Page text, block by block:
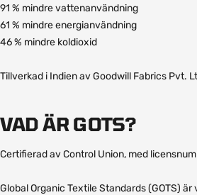
91 % mindre vattenanvändning
61 % mindre energianvändning
46 % mindre koldioxid
Tillverkad i Indien av Goodwill Fabrics Pvt.
VAD ÄR GOTS?
Certifierad av Control Union, med
Global Organic Textile Standards (GOTS)